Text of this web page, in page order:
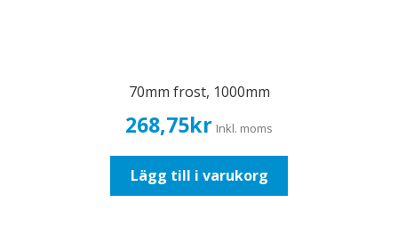
70mm frost, 1000mm
268,75kr Inkl. moms
Lägg till i varukorg